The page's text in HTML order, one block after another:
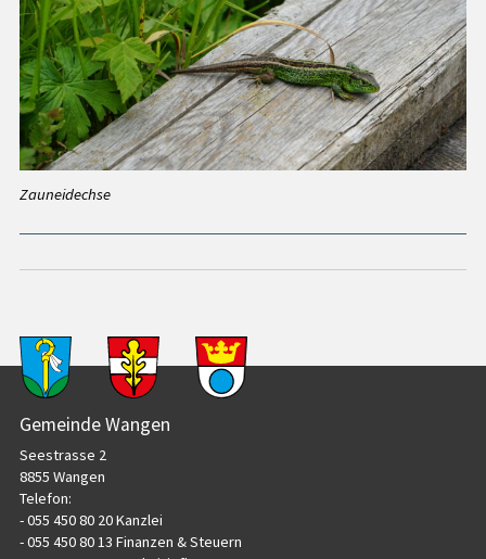
Zauneidechse
Footer
Gemeinde Wangen
Seestrasse 2
8855 Wangen
Telefon:
- 055 450 80 20 Kanzlei
- 055 450 80 13 Finanzen & Steuern